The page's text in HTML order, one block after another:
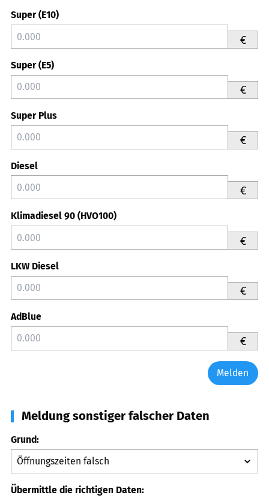
Super (E10)
€
Super (E5)
€
Super Plus
€
Diesel
€
Klimadiesel 90 (HVO100)
€
LKW Diesel
€
AdBlue
€
Melden
Meldung sonstiger falscher Daten
Grund:
Übermittle die richtigen Daten: